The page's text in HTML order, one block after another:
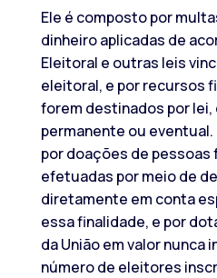
Ele é composto por
dinheiro aplicadas de
Eleitoral e outras leis
eleitoral, e por recursos
forem destinados por lei,
permanente ou
por doações de
efetuadas por meio de
diretamente em conta
essa finalidade, e por
da União em valor nunca
número de eleitores